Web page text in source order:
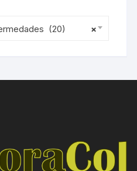
×
(20)